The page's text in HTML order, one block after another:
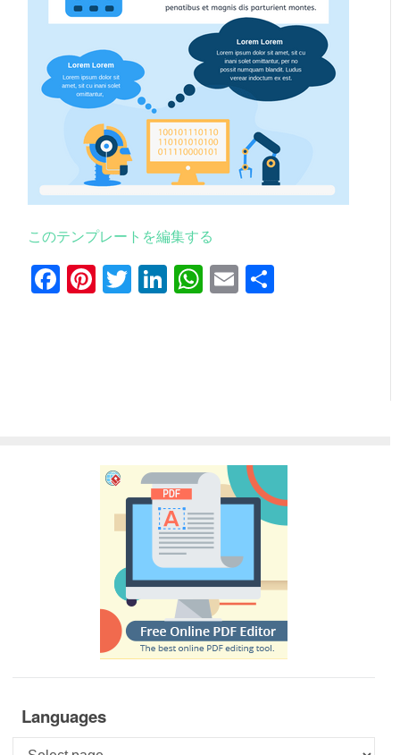
このテンプレートを編集する
Facebook
Pinterest
Twitter
LinkedIn
WhatsApp
Email
Languages
Languages